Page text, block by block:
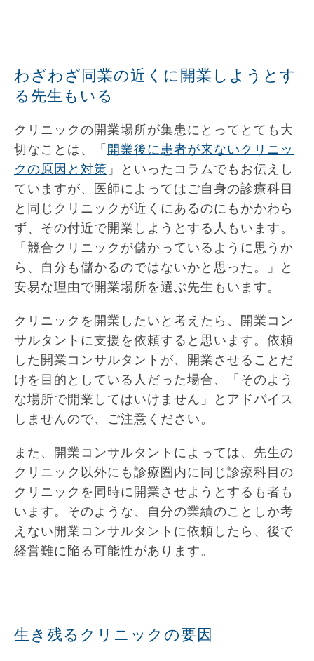
わざわざ同業の近くに開業しようとす
る先生もいる
クリニックの開業場所が集患にとってとても大
切なことは、「 開業後に患者が来ないクリニッ
クの原因と対策 」といったコラムでもお伝えし
ていますが、医師によってはご自身の診療科目
と同じクリニックが近くにあるのにもかかわら
ず、その付近で開業しようとする人もいます。
「競合クリニックが儲かっているように思うか
ら、自分も儲かるのではないかと思った。」と
安易な理由で開業場所を選ぶ先生もいます。
クリニックを開業したいと考えたら、開業コン
サルタントに支援を依頼すると思います。依頼
した開業コンサルタントが、開業させることだ
けを目的としている人だった場合、「そのよう
な場所で開業してはいけません」とアドバイス
しませんので、ご注意ください。
また、開業コンサルタントによっては、先生の
クリニック以外にも診療圏内に同じ診療科目の
クリニックを同時に開業させようとするも者も
います。そのような、自分の業績のことしか考
えない開業コンサルタントに依頼したら、後で
経営難に陥る可能性があります。
生き残るクリニックの要因